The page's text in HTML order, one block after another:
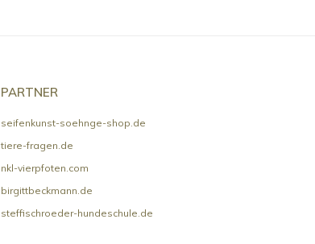
PARTNER
seifenkunst-soehnge-shop.de
tiere-fragen.de
nkl-vierpfoten.com
birgittbeckmann.de
steffischroeder-hundeschule.de